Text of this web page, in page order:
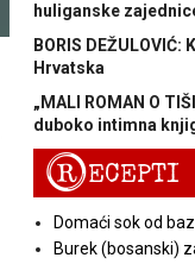
huliganske
BORIS
Hrvatska
„MALI ROMAN O
duboko intimna
RECEPTI
Domaći sok od
Burek (bosanski)